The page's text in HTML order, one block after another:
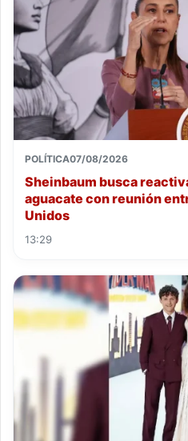
POLÍTICA07/08/2026
Sheinbaum busca
aguacate con reunión
Unidos
13:29